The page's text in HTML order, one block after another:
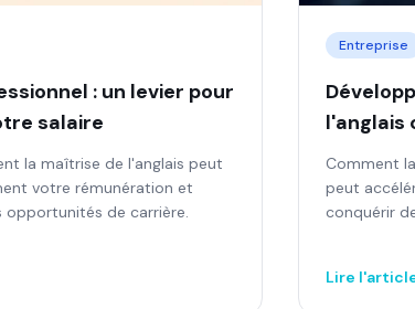
: un levier pour
salaire
la maîtrise de l'anglais peut
votre rémunération et
opportunités de carrière.
Entreprise
l'anglais
Comment
peut
conquérir
Lire